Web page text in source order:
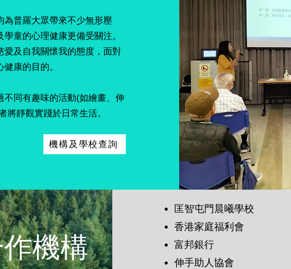
普羅大眾帶來不少無形壓
童的心理健康更備受關注。
愛及自我關懷我的態度，面對
康的目的。
同有趣味的活動(如繪畫、伸
將靜觀實踐於日常生活。
機構及學校查詢
機構
​匡智屯門晨曦學校
​香港家庭福利會
富邦銀行
伸手助人協會